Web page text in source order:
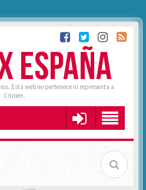
ESPAÑA
Esta web no pertenece ni representa a
Citroën.